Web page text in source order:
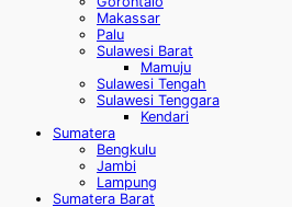
Makassar
Palu
Sulawesi Barat
Mamuju
Sulawesi Tengah
Sulawesi Tenggara
Kendari
Sumatera
Bengkulu
Jambi
Lampung
Sumatera Barat